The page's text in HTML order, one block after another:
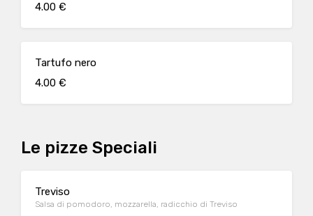
4.00 €
Tartufo nero
4.00 €
Le pizze Speciali
Treviso
Salsa di pomodoro, mozzarella, radicchio di Treviso